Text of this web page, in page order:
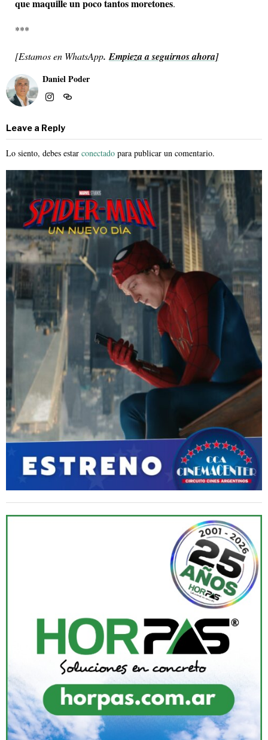
que maquille un poco tantos moretones.
***
[Estamos en WhatsApp.Empieza a seguirnos ahora]
Daniel Poder
Leave a Reply
Lo siento, debes estar conectado para publicar un comentario.